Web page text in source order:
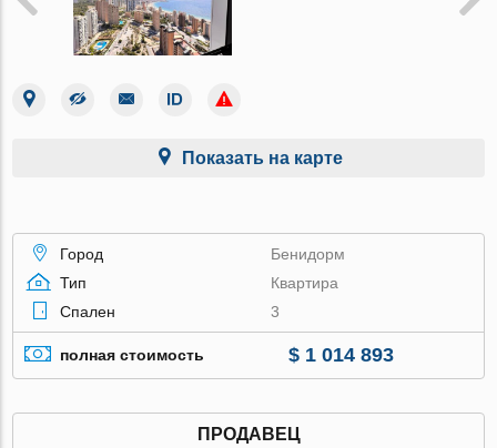
Показать на карте
Город
Бенидорм
Тип
Квартира
Спален
3
полная стоимость $ 1 014 893
ПРОДАВЕЦ